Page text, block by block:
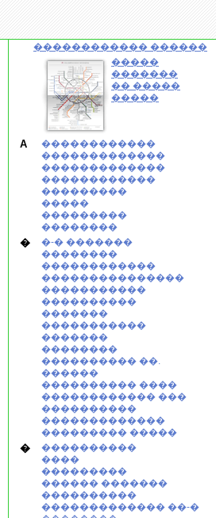
������������ ������
�����
�������
�� �����
�����
A
������������
�������������
�������������
������������
���������
�����
���������
��������
�
�-� �������
��������
������������
���������������
�����������
����������
�������
�����������
�������
��������
���������� ��.
������
���������� ����
������������ ���
����������
�������������
��������� �����
�
����������
����
���������
������ �������
����������
������������� ��-�